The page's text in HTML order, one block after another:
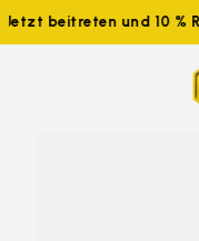
Jetzt beitreten und 10 %